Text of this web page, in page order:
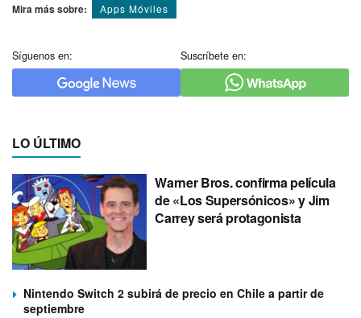
Mira más sobre: Apps Móviles
Síguenos en: Suscríbete en:
LO ÚLTIMO
Warner Bros. confirma película
de «Los Supersónicos» y Jim
Carrey será protagonista
Nintendo Switch 2 subirá de precio en Chile a partir de
septiembre